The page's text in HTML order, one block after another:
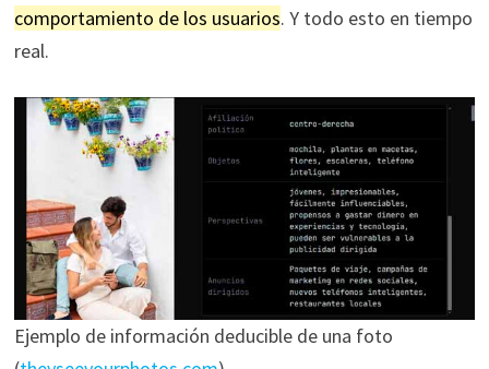
comportamiento de los usuarios. Y todo esto en tiempo
real.
Ejemplo de información deducible de una foto